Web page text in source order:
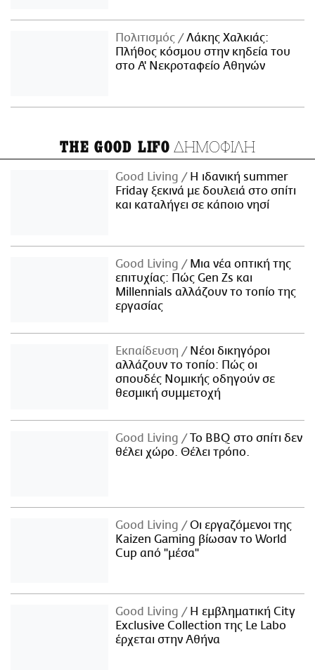
Πολιτισμός
Λάκης Χαλκιάς:
Πλήθος κόσμου στην κηδεία του
στο Α' Νεκροταφείο Αθηνών
THE GOOD LIFO ΔΗΜΟΦΙΛΗ
Good Living
Η ιδανική summer
Friday ξεκινά με δουλειά στο σπίτι
και καταλήγει σε κάποιο νησί
Good Living
Μια νέα οπτική της
επιτυχίας: Πώς Gen Zs και
Millennials αλλάζουν το τοπίο της
εργασίας
Εκπαίδευση
Νέοι δικηγόροι
αλλάζουν το τοπίο: Πώς οι
σπουδές Νομικής οδηγούν σε
θεσμική συμμετοχή
Good Living
Το BBQ στο σπίτι δεν
θέλει χώρο. Θέλει τρόπο.
Good Living
Οι εργαζόμενοι της
Kaizen Gaming βίωσαν το World
Cup από "μέσα"
Good Living
Η εμβληματική City
Exclusive Collection της Le Labo
έρχεται στην Αθήνα